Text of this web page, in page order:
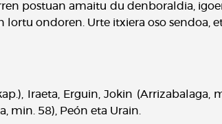
postuan amaitu du denboraldia,
lortu ondoren. Urte itxiera oso sendoa,
Iraeta, Erguin, Jokin (Arrizabalaga,
min. 58), Peón eta Urain.